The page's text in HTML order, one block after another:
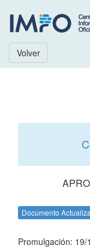
Volver
Documento
Promulgación: 19/